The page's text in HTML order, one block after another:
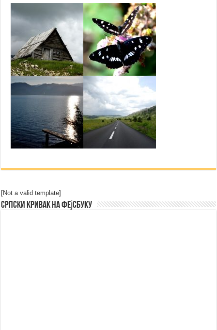
[Not a valid template]
Српски Кривак на Фејсбуку